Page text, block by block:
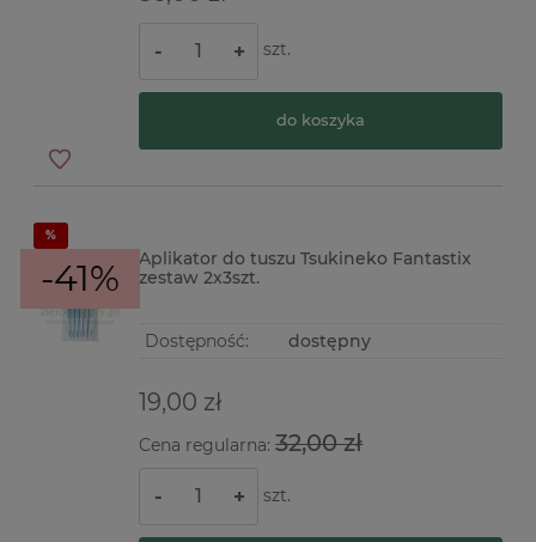
- + szt.
do koszyka
-41%
Aplikator do tuszu Tsukineko Fantastix
zestaw 2x3szt.
Dostępność: dostępny
19,00 zł
Cena regularna:32,00 zł
- + szt.